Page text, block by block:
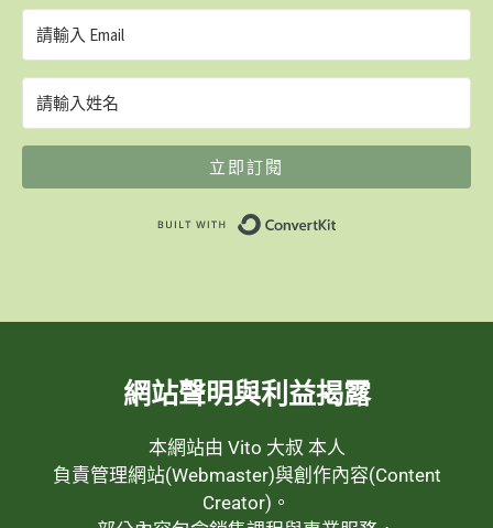
立即訂閱
網站聲明與利益揭露
本網站由 Vito 大叔 本人
負責管理網站(Webmaster)與創作內容(Content
Creator)。